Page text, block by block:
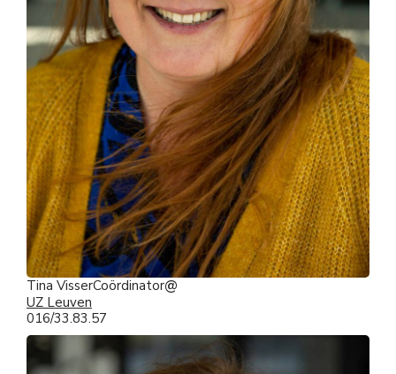
Tina VisserCoördinator
UZ Leuven
016/33.83.57